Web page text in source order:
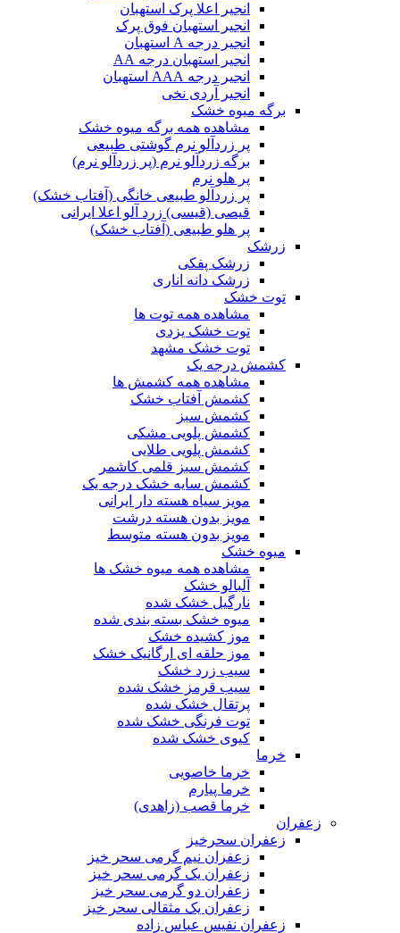
انجیر اعلا پرک استهبان
انجیر استهبان فوق پرک
انجیر درجه A استهبان
انجیر استهبان درجه AA
انجیر درجه AAA استهبان
انجیر آردی نخی
برگه میوه خشک
مشاهده همه برگه میوه خشک
پر زردآلو نرم گوشتی طبیعی
برگه زردآلو نرم (پر زردآلو نرم)
پر هلو نرم
پر زردآلو طبیعی خانگی (آفتاب خشک)
قیصی (قیسی) زرد آلو اعلا ایرانی
پر هلو طبیعی (آفتاب خشک)
زرشک
زرشک پفکی
زرشک دانه اناری
توت خشک
مشاهده همه توت ها
توت خشک یزدی
توت خشک مشهد
کشمش درجه یک
مشاهده همه کشمش ها
کشمش آفتاب خشک
کشمش سبز
کشمش پلویی مشکی
کشمش پلویی طلایی
کشمش سبز قلمی کاشمر
کشمش سایه خشک درجه یک
مویز سیاه هسته دار ایرانی
مویز بدون هسته درشت
مویز بدون هسته متوسط
میوه خشک
مشاهده همه میوه خشک ها
آلبالو خشک
نارگیل خشک شده
میوه خشک بسته بندی شده
موز کشیده خشک
موز حلقه ای ارگانیک خشک
سیب زرد خشک
سیب قرمز خشک شده
پرتقال خشک شده
توت فرنگی خشک شده
کیوی خشک شده
خرما
خرما خاصویی
خرما پیارم
خرما قصب (زاهدی)
زعفران
زعفران سحرخیز
زعفران نیم گرمی سحر خیز
زعفران یک گرمی سحر خیز
زعفران دو گرمی سحر خیز
زعفران یک مثقالی سحر خیز
زعفران نفیس عباس زاده